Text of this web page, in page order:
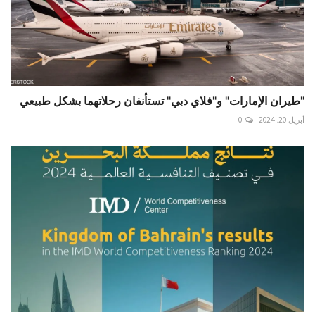
"طيران الإمارات" و"فلاي دبي" تستأنفان رحلاتهما بشكل طبيعي
أبريل 20, 2024 0